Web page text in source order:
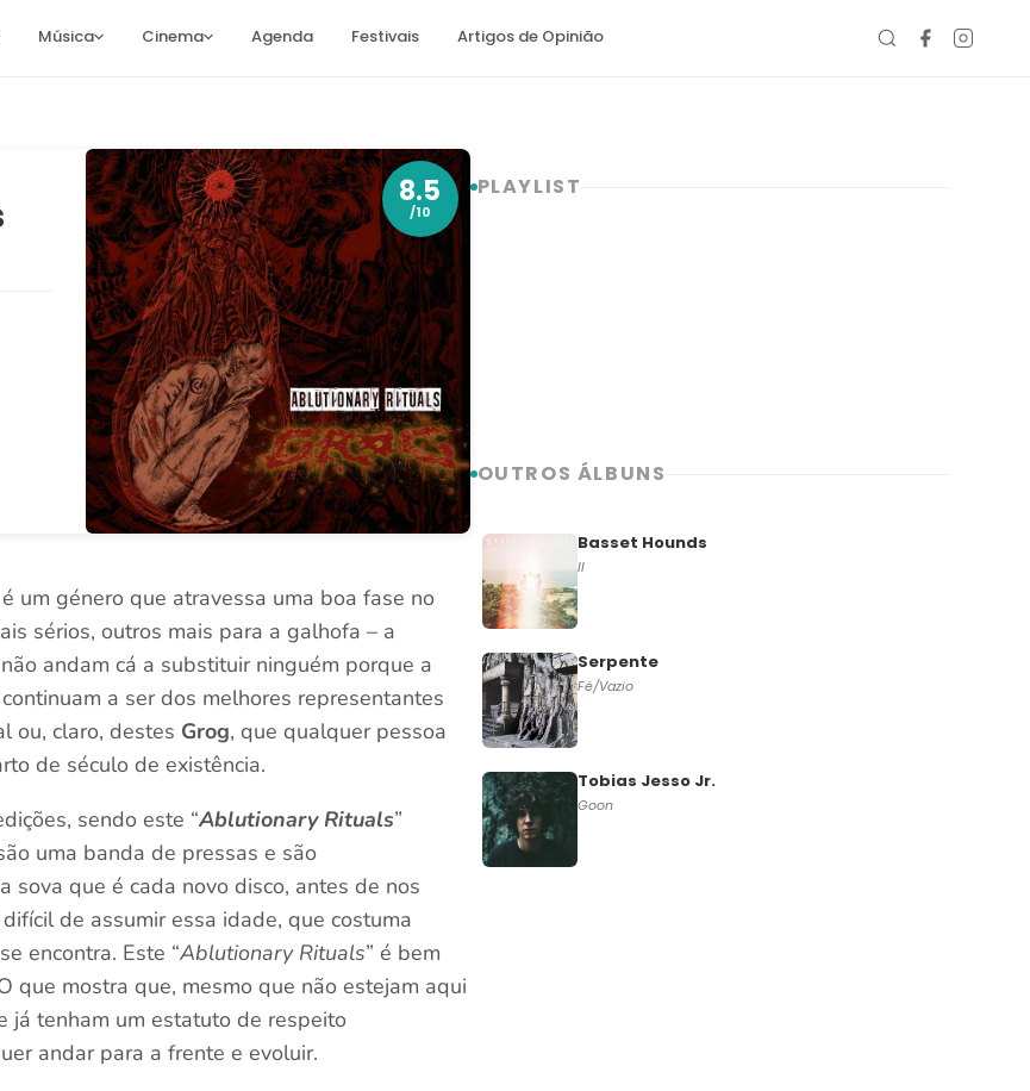
Música Cinema Agenda Festivais Artigos de Opinião
8.5
/10
um género que atravessa uma boa fase no
sérios, outros mais para a galhofa – a
andam cá a substituir ninguém porque a
a ser dos melhores representantes
ou, claro, destes Grog, que qualquer pessoa
de século de existência.
sendo este “Ablutionary Rituals”
uma banda de pressas e são
sova que é cada novo disco, antes de nos
de assumir essa idade, que costuma
encontra. Este “Ablutionary Rituals” é bem
que mostra que, mesmo que não estejam aqui
já tenham um estatuto de respeito
andar para a frente e evoluir.
PLAYLIST
OUTROS ÁLBUNS
Basset Hounds
II
Serpente
Fé/Vazio
Tobias Jesso Jr.
Goon